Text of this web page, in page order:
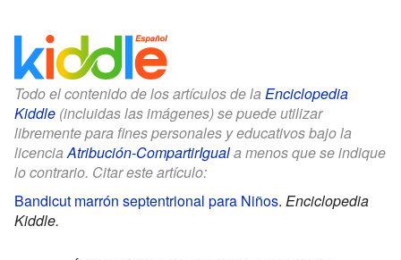
Todo el contenido de los artículos de la Enciclopedia
Kiddle (incluidas las imágenes) se puede utilizar
libremente para fines personales y educativos bajo la
licenciaAtribución-CompartirIguala menos que se indique
lo contrario. Citar este artículo:
Bandicut marrón septentrional para Niños. Enciclopedia
Kiddle.